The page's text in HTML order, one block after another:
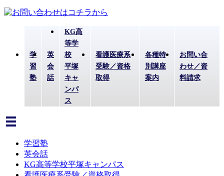
学
習
塾
英
会
話
KG高
等学
校
平塚
キャ
ンパ
ス
看護医療系
受験／資格
取得
各種特
別講座
案内
お問い合
わせ／資
料請求
学習塾
英会話
KG高等学校平塚キャンパス